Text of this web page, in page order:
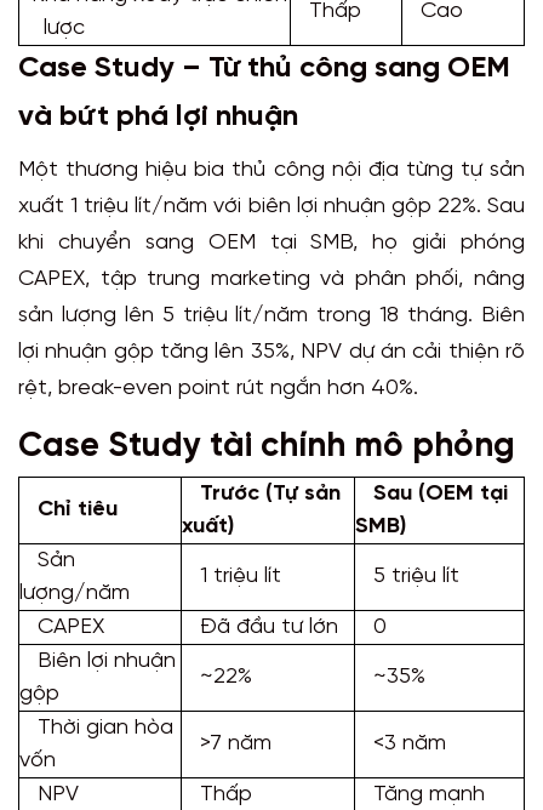
lược
Thấp Cao
Case Study – Từ thủ công sang OEM
và bứt phá lợi nhuận
Một thương hiệu bia thủ công nội địa từng tự sản
xuất 1 triệu lít/năm với biên lợi nhuận gộp 22%. Sau
khi chuyển sang OEM tại SMB, họ giải phóng
CAPEX, tập trung marketing và phân phối, nâng
sản lượng lên 5 triệu lít/năm trong 18 tháng. Biên
lợi nhuận gộp tăng lên 35%, NPV dự án cải thiện rõ
rệt, break-even point rút ngắn hơn 40%.
Case Study tài chính mô phỏng
Chỉ tiêu
Trước (Tự sản
xuất)
Sau (OEM tại
SMB)
Sản
lượng/năm
1 triệu lít 5 triệu lít
CAPEX Đã đầu tư lớn
0
Biên lợi nhuận
gộp
~22% ~35%
Thời gian hòa
vốn
>7 năm <3 năm
NPV Thấp
Tăng mạnh